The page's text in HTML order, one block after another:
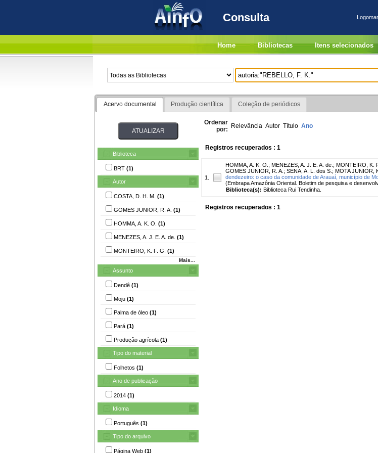
Consulta
Home Bibliotecas Itens selecionados
Acervo documental Produção científica Coleção de periódicos
Biblioteca
BRT (1)
Autor
COSTA, D. H. M. (1)
GOMES JUNIOR, R. A. (1)
HOMMA, A. K. O. (1)
MENEZES, A. J. E. A. de. (1)
MONTEIRO, K. F. G. (1)
Mais...
Assunto
Dendê (1)
Moju (1)
Palma de óleo (1)
Pará (1)
Produção agrícola (1)
Tipo do material
Folhetos (1)
Ano de publicação
2014 (1)
Idioma
Português (1)
Tipo do arquivo
Página Web (1)
Ordenar
por: Relevância Autor Título Ano
Registros recuperados : 1
1.
HOMMA, A. K. O. ; MENEZES, A. J. E. A. de. ; MONTEIRO, K.
GOMES JUNIOR, R. A. ; SENA, A. L. dos S. ; MOTA JUNIOR,
dendezeiro: o caso da comunidade de Arauaí, município de
(Embrapa Amazônia Oriental. Boletim de pesquisa e
Biblioteca(s): Biblioteca Rui Tendinha.
Registros recuperados : 1